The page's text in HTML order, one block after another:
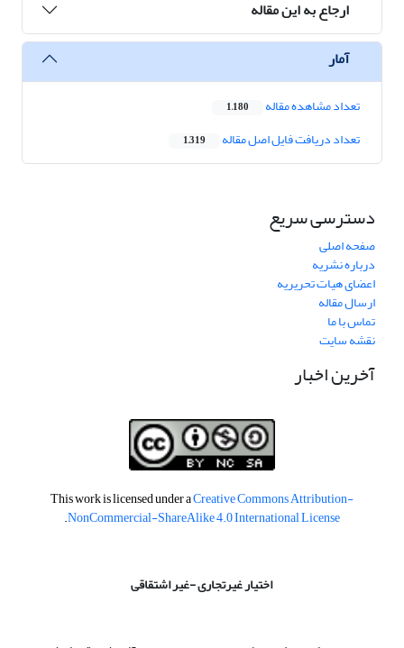
ارجاع به این مقاله
آمار
تعداد مشاهده مقاله 1,180
تعداد دریافت فایل اصل مقاله 1,319
دسترسی سریع
صفحه اصلی
درباره نشریه
اعضای هیات تحریریه
ارسال مقاله
تماس با ما
نقشه سایت
آخرین اخبار
This work is licensed under aCreative Commons Attribution-
NonCommercial-ShareAlike 4.0 International License
.
اختیار غیرتجاری -غیر اشتقاقی